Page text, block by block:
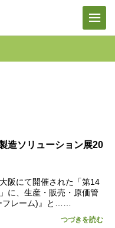
造ソリューション展20
阪にて開催された「第14
に、生産・販売・原価管
フレーム)』と……
つづきを読む